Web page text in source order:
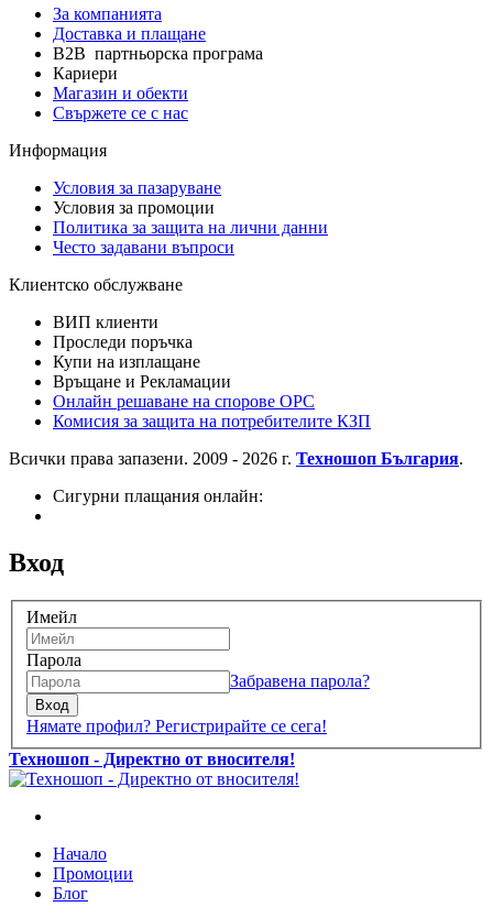
За компанията
Доставка и плащане
B2B партньорска програма
Кариери
Магазин и обекти
Свържете се с нас
Информация
Условия за пазаруване
Условия за промоции
Политика за защита на лични данни
Често задавани въпроси
Клиентско обслужване
ВИП клиенти
Проследи поръчка
Купи на изплащане
Връщане и Рекламации
Онлайн решаване на спорове OPC
Комисия за защита на потребителите КЗП
Всички права запазени. 2009 - 2026 г. Техношоп България.
Сигурни плащания онлайн:
Вход
Имейл
Парола
Забравена парола?
Вход
Нямате профил? Регистрирайте се сега!
Техношоп - Директно от вносителя!
Начало
Промоции
Блог